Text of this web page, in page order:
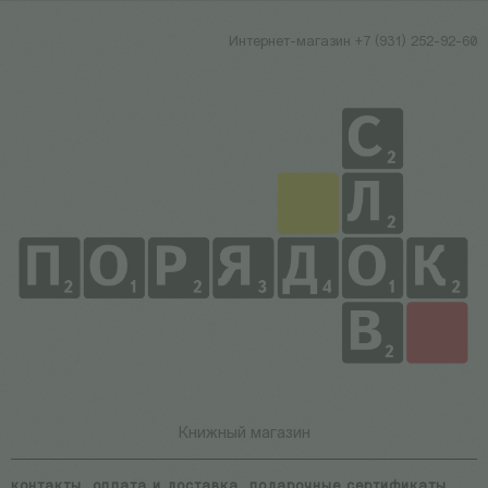
Интернет-магазин +7 (931) 252-92-60
Книжный магазин